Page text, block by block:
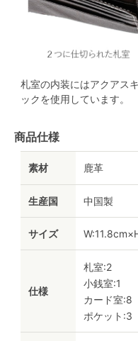
札室の内装にはアクアス
ックを使用しています。
商品仕様
素材 鹿革
生産国 中国製
サイズ
仕様
札室:2
小銭室:1
カード室:8
ポケット:3